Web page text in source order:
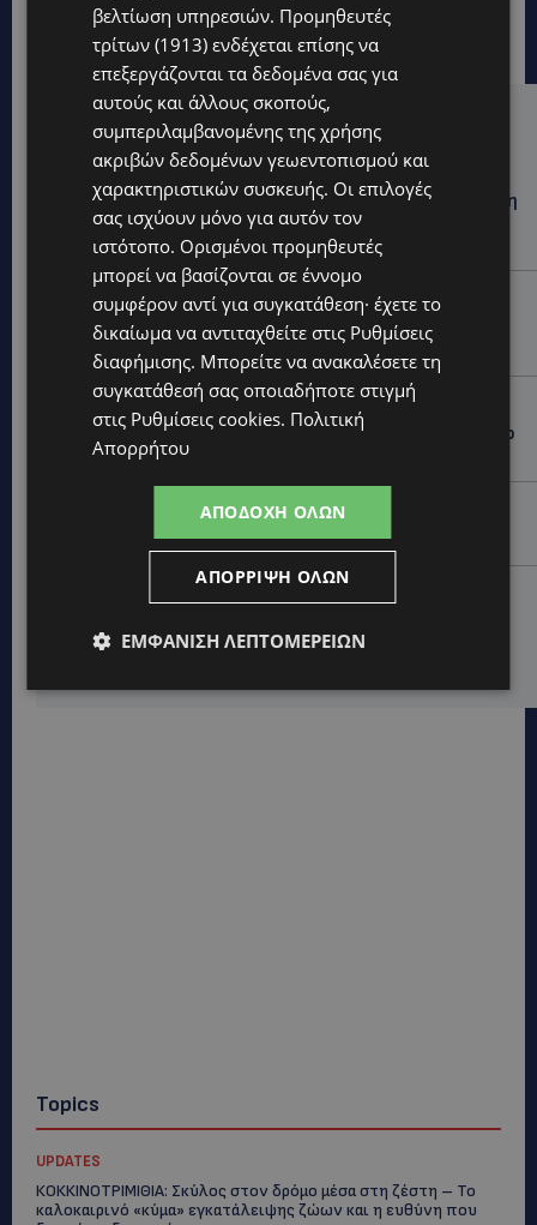
Hot this week
UPDATES
ΚΟΚΚΙΝΟΤΡΙΜΙΘΙΑ: Σκύλος στον δρόμο μέσα στη ζέστη
– Το καλοκαιρινό «κύμα» εγκατάλειψης ζώων και η
ευθύνη που δεν κάνει διακοπές
UPDATES
Ο κατασκευαστικός τομέας στην Κύπρο: Ισχυρή
δυναμική εν μέσω αβεβαιότητας
UPDATES
VIRAL: Πήγε για καφέ… με την πάπια του και έγινε το
επίκεντρο-(Βίντεο)
Ο τουρισμός ως εθνική υπόθεση
Ζώνη Αλαμινού με Αδειοδοτημένη Ξενοδοχειακή
Topics
UPDATES
ΚΟΚΚΙΝΟΤΡΙΜΙΘΙΑ: Σκύλος στον δρόμο μέσα στη ζέστη – Το
καλοκαιρινό «κύμα» εγκατάλειψης ζώων και η ευθύνη που
βελτίωση υπηρεσιών. Προμηθευτές
τρίτων (1913) ενδέχεται επίσης να
επεξεργάζονται τα δεδομένα σας για
αυτούς και άλλους σκοπούς,
συμπεριλαμβανομένης της χρήσης
ακριβών δεδομένων γεωεντοπισμού και
χαρακτηριστικών συσκευής. Οι επιλογές
σας ισχύουν μόνο για αυτόν τον
ιστότοπο. Ορισμένοι προμηθευτές
μπορεί να βασίζονται σε έννομο
συμφέρον αντί για συγκατάθεση· έχετε το
δικαίωμα να αντιταχθείτε στις Ρυθμίσεις
διαφήμισης. Μπορείτε να ανακαλέσετε τη
συγκατάθεσή σας οποιαδήποτε στιγμή
στις Ρυθμίσεις cookies. Πολιτική
Απορρήτου
ΑΠΟΔΟΧΉ ΌΛΩΝ
ΑΠΌΡΡΙΨΗ ΌΛΩΝ
ΕΜΦΆΝΙΣΗ ΛΕΠΤΟΜΕΡΕΙΏΝ